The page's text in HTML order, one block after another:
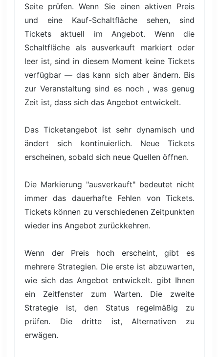
Seite prüfen. Wenn Sie einen aktiven Preis
und eine Kauf-Schaltfläche sehen, sind
Tickets aktuell im Angebot. Wenn die
Schaltfläche als ausverkauft markiert oder
leer ist, sind in diesem Moment keine Tickets
verfügbar — das kann sich aber ändern. Bis
zur Veranstaltung sind es noch , was genug
Zeit ist, dass sich das Angebot entwickelt.
Das Ticketangebot ist sehr dynamisch und
ändert sich kontinuierlich. Neue Tickets
erscheinen, sobald sich neue Quellen öffnen.
Die Markierung "ausverkauft" bedeutet nicht
immer das dauerhafte Fehlen von Tickets.
Tickets können zu verschiedenen Zeitpunkten
wieder ins Angebot zurückkehren.
Wenn der Preis hoch erscheint, gibt es
mehrere Strategien. Die erste ist abzuwarten,
wie sich das Angebot entwickelt. gibt Ihnen
ein Zeitfenster zum Warten. Die zweite
Strategie ist, den Status regelmäßig zu
prüfen. Die dritte ist, Alternativen zu
erwägen.